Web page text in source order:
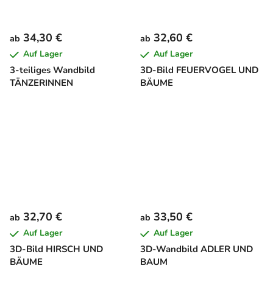
3-teiliges Wandbild
TÄNZERINNEN
ab 34,30 €
Auf Lager
3D-Bild FEUERVOGEL UND
BÄUME
ab 32,60 €
Auf Lager
3D-Bild HIRSCH UND
BÄUME
ab 32,70 €
Auf Lager
3D-Wandbild ADLER UND
BAUM
ab 33,50 €
Auf Lager